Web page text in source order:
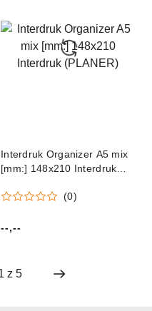
Interdruk Organizer A5 mix
[mm:] 148x210 Interdruk
(0)
Cena:
--,--